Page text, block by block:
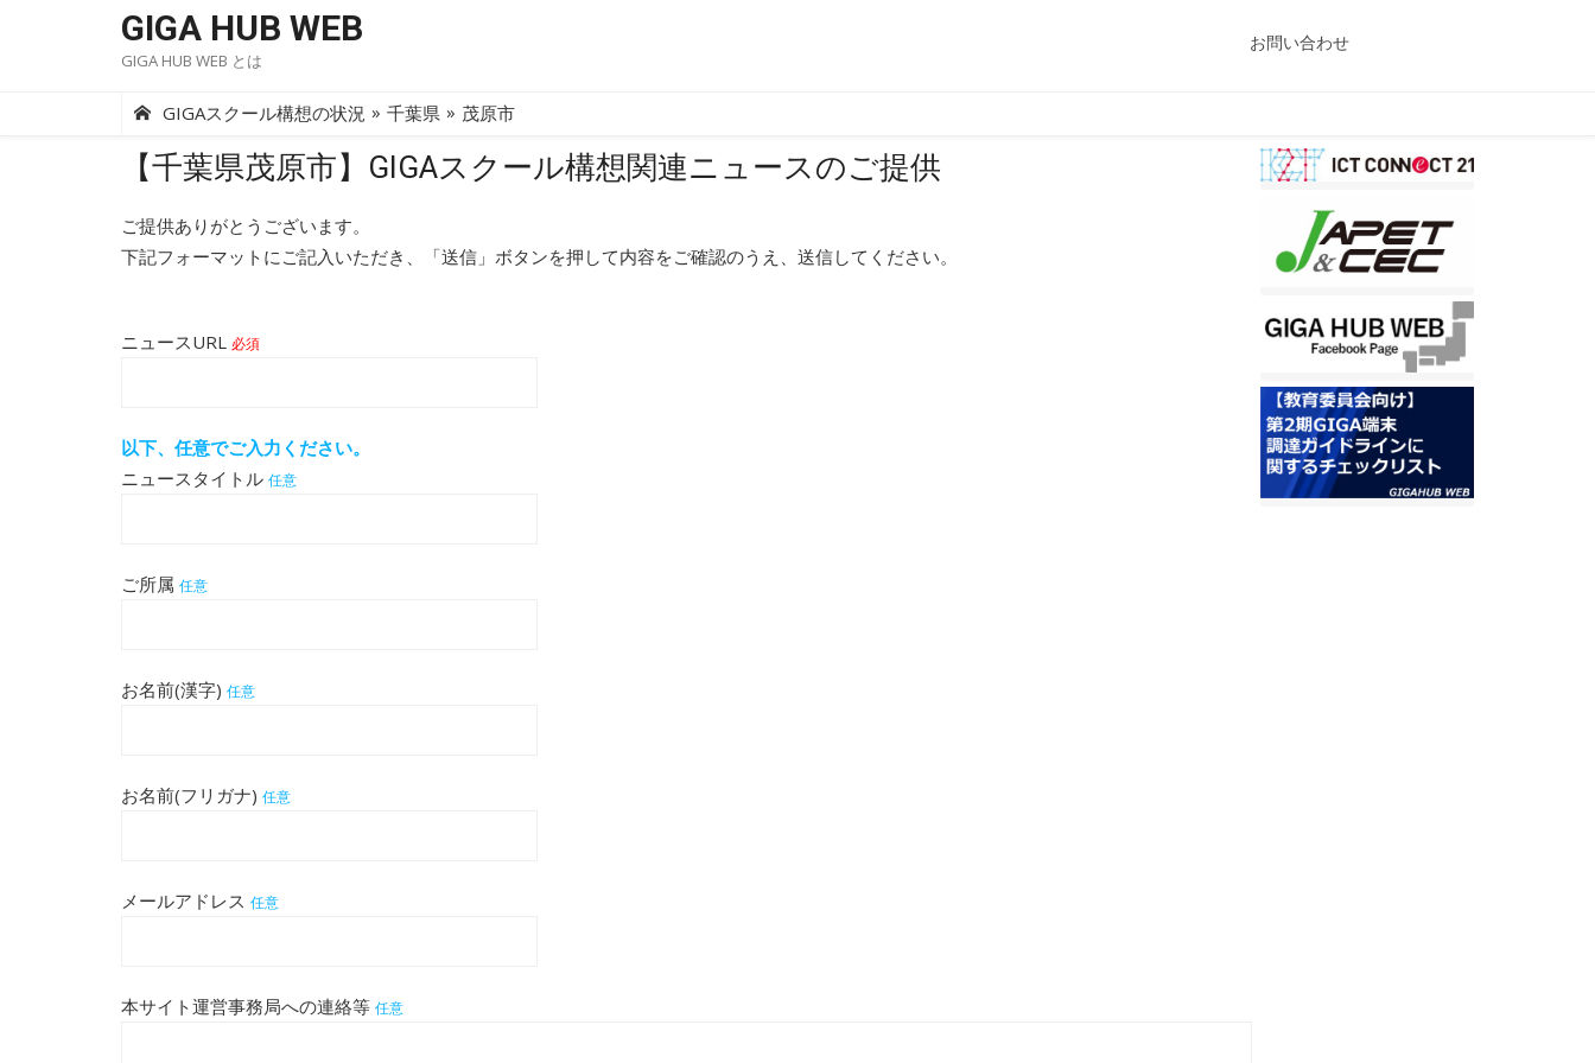
GIGA HUB WEB
GIGA HUB WEB とは
お問い合わせ
GIGAスクール構想の状況 » 千葉県 » 茂原市
【千葉県茂原市】GIGAスクール構想関連ニュースのご提供
ご提供ありがとうございます。
下記フォーマットにご記入いただき、「送信」ボタンを押して内容をご確認のうえ、送信してください。
ニュースURL 必須
以下、任意でご入力ください。
ニュースタイトル 任意
ご所属 任意
お名前(漢字) 任意
お名前(フリガナ) 任意
メールアドレス 任意
本サイト運営事務局への連絡等 任意